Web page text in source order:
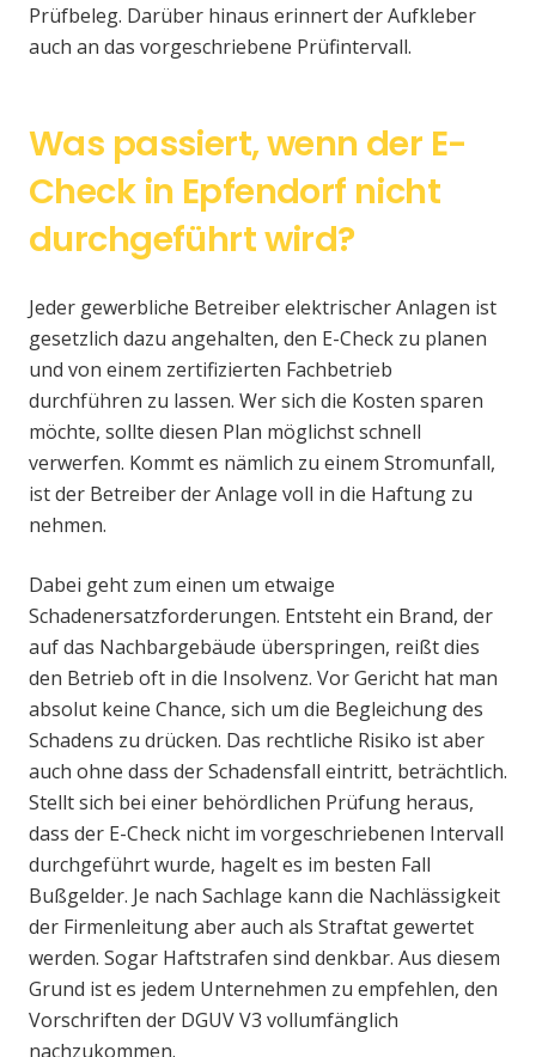
Prüfbeleg. Darüber hinaus erinnert der Aufkleber
auch an das vorgeschriebene Prüfintervall.
Was passiert, wenn der E-
Check in Epfendorf nicht
durchgeführt wird?
Jeder gewerbliche Betreiber elektrischer Anlagen ist
gesetzlich dazu angehalten, den E-Check zu planen
und von einem zertifizierten Fachbetrieb
durchführen zu lassen. Wer sich die Kosten sparen
möchte, sollte diesen Plan möglichst schnell
verwerfen. Kommt es nämlich zu einem Stromunfall,
ist der Betreiber der Anlage voll in die Haftung zu
nehmen.
Dabei geht zum einen um etwaige
Schadenersatzforderungen. Entsteht ein Brand, der
auf das Nachbargebäude überspringen, reißt dies
den Betrieb oft in die Insolvenz. Vor Gericht hat man
absolut keine Chance, sich um die Begleichung des
Schadens zu drücken. Das rechtliche Risiko ist aber
auch ohne dass der Schadensfall eintritt, beträchtlich.
Stellt sich bei einer behördlichen Prüfung heraus,
dass der E-Check nicht im vorgeschriebenen Intervall
durchgeführt wurde, hagelt es im besten Fall
Bußgelder. Je nach Sachlage kann die Nachlässigkeit
der Firmenleitung aber auch als Straftat gewertet
werden. Sogar Haftstrafen sind denkbar. Aus diesem
Grund ist es jedem Unternehmen zu empfehlen, den
Vorschriften der DGUV V3 vollumfänglich
nachzukommen.